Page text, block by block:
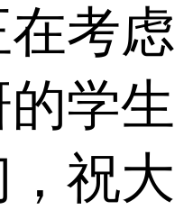
考虑
学生
祝大